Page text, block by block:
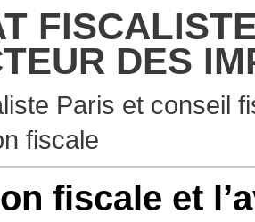
DES
Paris et conseil
fiscale
fiscale et